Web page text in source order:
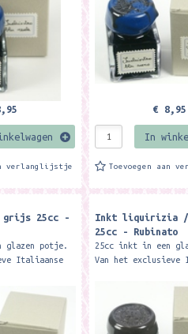
verlanglijstje
€ 8,95
In
Toevoegen aan
25cc -
glazen potje.
Italiaanse
Inkt liquirizia /
25cc - Rubinato
25cc inkt in een
Van het exclusieve